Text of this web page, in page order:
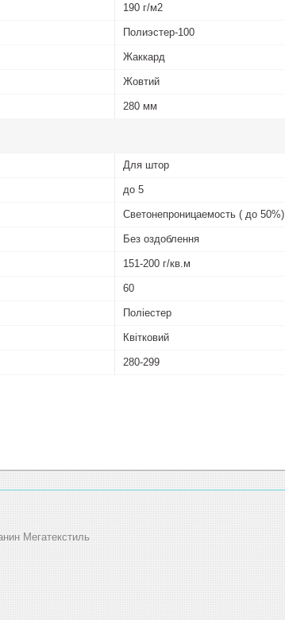
190 г/м2
Полиэстер-100
Жаккард
Жовтий
280 мм
Для штор
до 5
Светонепроницаемость ( до 50%)
Без оздоблення
151-200 г/кв.м
60
Поліестер
Квітковий
280-299
Мегатекстиль